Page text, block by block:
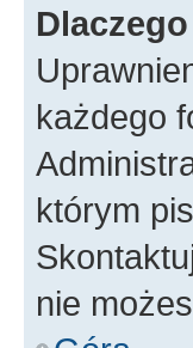
każdego
którym
nie